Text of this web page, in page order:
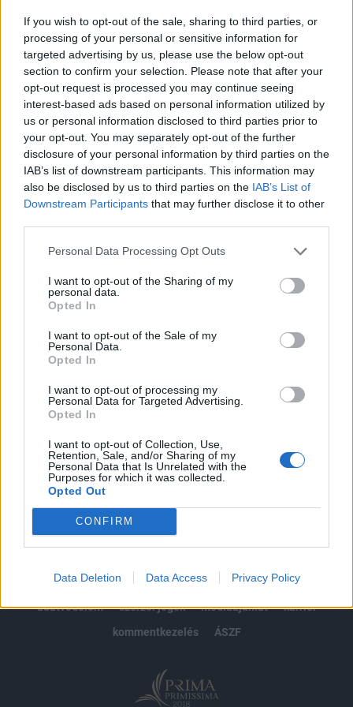
If you wish to opt-out of the sale, sharing to third parties, or
processing of your personal or sensitive information for
targeted advertising by us, please use the below opt-out
section to confirm your selection. Please note that after your
opt-out request is processed you may continue seeing
interest-based ads based on personal information utilized by
us or personal information disclosed to third parties prior to
your opt-out. You may separately opt-out of the further
disclosure of your personal information by third parties on the
IAB’s list of downstream participants. This information may
also be disclosed by us to third parties on the IAB’s List of
Downstream Participants that may further disclose it to other
Personal Data Processing Opt Outs
I want to opt-out of the Sharing of my
personal data.
Opted In
I want to opt-out of the Sale of my
Personal Data.
Opted In
I want to opt-out of processing my
Personal Data for Targeted Advertising.
Opted In
I want to opt-out of Collection, Use,
Retention, Sale, and/or Sharing of my
Personal Data that Is Unrelated with the
Purposes for which it was collected.
Opted Out
CONFIRM
Data Deletion Data Access Privacy Policy
EGISReal-time árfolyamInformációs panelAdatletöltésAz
emelkedő olajárak meghozták a vevőket a MOL piacára,
melyek végül 3.9%-os pluszban fejezték be a napot. A
bankpapírok piacán tovább folytatódott az élénk
kereskedés, melynek következtében az OTP 0.7%-ot, az
FHB pedig 1.7%-ot erősödött. A délelőtti stagnálást
követően erős eladói nyomás jelentkezett az Egis...
KEDVES OLVASÓNK!
A keresett cikk a portfolio.hu hírarchívumához
tartozik, melynek olvasása előfizetéses
regisztrációhoz kötött.
Az előfizetés a következőket tartalmazza:
Portfolio.hu teljes cikkarchívum
Kötéslisták: BÉT elmúlt 2 év napon belüli
kötéslistái
impresszum
jogi nyilatkozat
süti beállítások
adatvédelem
szerzői jogok médiaajánlat
karrier
kommentkezelés
ÁSZF